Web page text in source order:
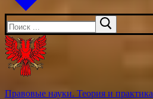
Искать:
Правовые науки. Теория и практика